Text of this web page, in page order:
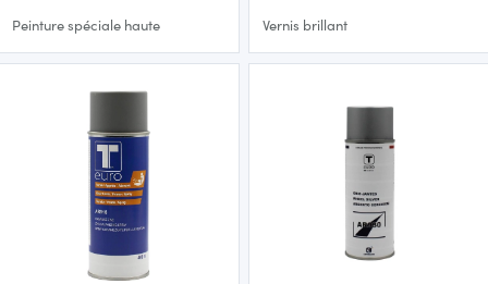
Peinture spéciale haute
Vernis brillant